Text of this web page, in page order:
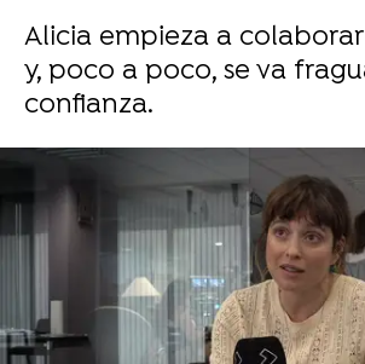
Alicia empieza a
y, poco a poco, se va
confianza.
Ximena Rodero | Carmen Marar
Publicado: 21 de agosto de 2023, 14:38